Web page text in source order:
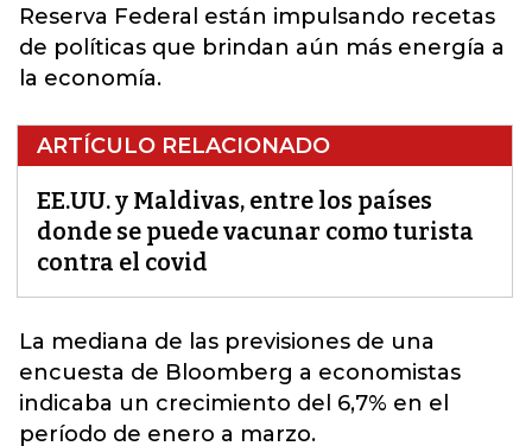
Reserva Federal están impulsando recetas
de políticas que brindan aún más energía a
la economía.
ARTÍCULO RELACIONADO
EE.UU. y Maldivas, entre los países
donde se puede vacunar como turista
contra el covid
La mediana de las previsiones de una
encuesta de Bloomberg a economistas
indicaba un crecimiento del 6,7% en el
período de enero a marzo.